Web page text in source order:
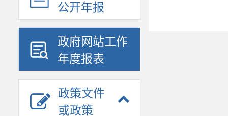
公开年报
政府网站工作
年度报表
政策文件
或政策